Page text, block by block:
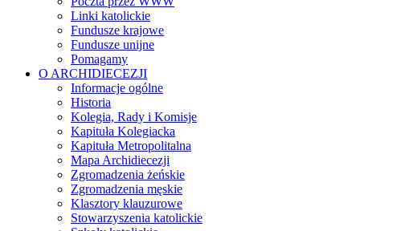
Linki katolickie
Fundusze krajowe
Fundusze unijne
Pomagamy
O ARCHIDIECEZJI
Informacje ogólne
Historia
Kolegia, Rady i Komisje
Kapituła Kolegiacka
Kapituła Metropolitalna
Mapa Archidiecezji
Zgromadzenia żeńskie
Zgromadzenia męskie
Klasztory klauzurowe
Stowarzyszenia katolickie